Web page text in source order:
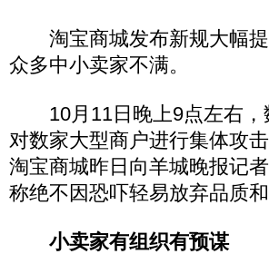
淘宝商城发布新规大幅提
众多中小卖家不满。
10月11日晚上9点左右，
对数家大型商户进行集体攻
淘宝商城昨日向羊城晚报记
称绝不因恐吓轻易放弃品质和
小卖家有组织有预谋